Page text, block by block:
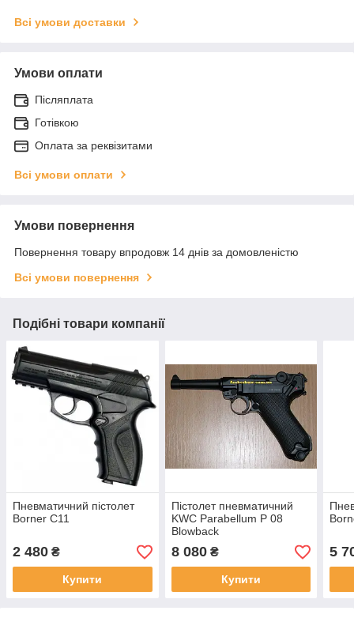
Всі умови доставки
Умови оплати
Післяплата
Готівкою
Оплата за реквізитами
Всі умови оплати
Умови повернення
Повернення товару впродовж 14 днів за домовленістю
Всі умови повернення
Подібні товари компанії
Пневматичний пістолет
Borner C11
2 480 ₴
Купити
Пістолет пневматичний
KWC Parabellum P 08
Blowback
8 080₴
Купити
5